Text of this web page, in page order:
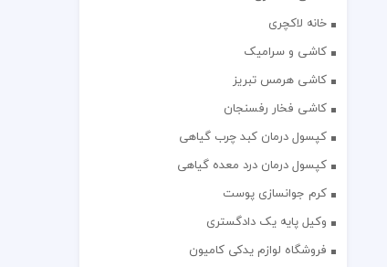
خانه لاکچری
کاشی و سرامیک
کاشی هرمس تبریز
کاشی فخار رفسنجان
کپسول درمان کبد چرب گیاهی
کپسول درمان درد معده گیاهی
کرم جوانسازی پوست
وکیل پایه یک دادگستری
فروشگاه لوازم یدکی کامیون